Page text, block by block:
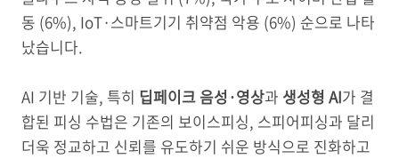
동 (6%), IoT·스마트기기 취약점 악용 (6%) 순으로 나타
났습니다.
AI 기반 기술, 특히 딥페이크 음성·영상과 생성형 AI가 결
합된 피싱 수법은 기존의 보이스피싱, 스피어피싱과 달리
더욱 정교하고 신뢰를 유도하기 쉬운 방식으로 진화하고